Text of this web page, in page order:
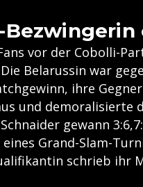
Bezwingerin
vor der Cobolli-
Belarussin war
ihre
und demoralisierte
gewann
Grand-Slam-
schrieb ihr